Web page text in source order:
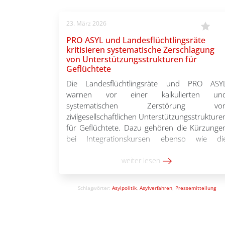
23. März 2026
PRO ASYL und Landesflüchtlingsräte
kritisieren systematische Zerschlagung
von Unterstützungsstrukturen für
Geflüchtete
Die Landesflüchtlingsräte und PRO
warnen vor einer kalkulierten
systematischen Zerstörung
zivilgesellschaftlichen
für Geflüchtete. Dazu gehören die
bei Integrationskursen ebenso wie
Asylverfahrensberatung. Der Abbau
Ausdruck eines umfassenden Angriffs auf
weiter lesen
Schlagwörter: Asylpolitik, Asylverfahren, Pressemitteilung